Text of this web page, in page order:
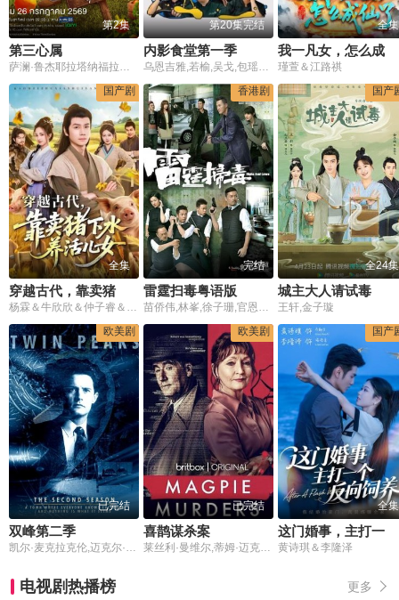
第2集
第三心属
萨澜·鲁杰耶拉塔纳福拉潘,纳塔西特·尤阿瑞克西,塔萨彭·维瓦隆,纳塔奇·司隶朋通,塔那克利·奇安淳亚,珈萨达·詹曼诺,索恩塔斯特·布昂加姆
第20集完结
内影食堂第一季
乌恩吉雅,若榆,吴戈,包瑶叶,散萨尔,马乐
全集
瑾萱＆江路祺
国产剧
全集
穿越古代，靠卖猪下水养活儿女
杨霖＆牛欣欣＆仲子睿＆徐大宁
香港剧
完结
雷霆扫毒粤语版
苗侨伟,林峯,徐子珊,官恩娜,吴绮莉,黄智贤,欧阳靖,郭政鸿,罗乐林,林子善
国产
全24集
城主大人请试毒
王轩,金子璇
欧美剧
已完结
双峰第二季
凯尔·麦克拉克伦,迈克尔·昂吉恩,梅晨·阿米克,达纳·艾希布鲁克,理查德·贝梅尔,拉腊·弗林·鲍尔,雪琳·芬,沃伦·福斯特,佩吉·利普顿,詹姆斯·马歇尔,埃沃雷特·麦克吉尔,杰克·南斯,金米·罗伯特森,陈冲,派珀·劳瑞
欧美剧
已完结
喜鹊谋杀案
莱丝利·曼维尔,蒂姆·迈克穆兰,康勒斯·希尔,迈克尔·马罗尼,亚历山德罗斯·洛戈蒂斯,克莱尔·拉什布鲁克,丹尼尔·梅斯,马修·比尔德,罗肯·克兰尼奇,多萝西·阿特金森,皮帕·海伍德,内森·克拉克,哈利·劳蒂,尼娅·迪肯,凯伦·韦斯特伍德,伊恩·劳埃德·安德森,乔尔·伯克特,裘德·希尔,楚库玛·奥曼巴拉,丹妮尔·瑞恩,保罗·泰来克,卡尔·柯林斯,桑吉弗·科赫利,娜塔丽·阿明,菲娜·奥鲁赫,詹姆斯·弗林,贝弗莉·朗赫斯特,布赖恩·罗杰,苏塔拉·盖尔,凯特·吉尔摩
国产
全集
黄诗琪＆李隆泽
电视剧热播榜 更多